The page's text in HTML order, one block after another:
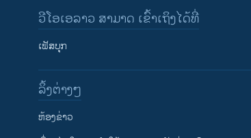
ຕິດຕາມພວກເຮົາ ທີ່
ວີໂອເອລາວ ສາມາດ ເຂົ້າເຖິງໄດ້ທີ່
ເຟັສບຸກ
​ລິ້ງ​ຕ່າງໆ
​ຫ້ອງ​ຂ່າວ